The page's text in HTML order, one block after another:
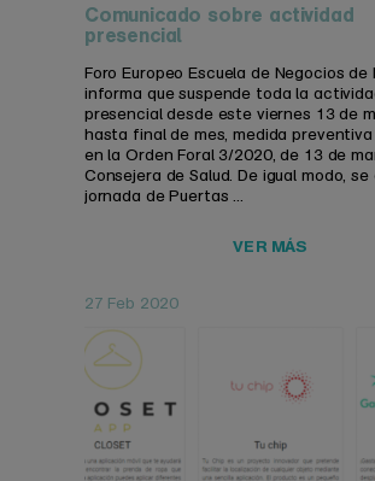
Comunicado sobre actividad
presencial
Foro Europeo Escuela de Negocios de
informa que suspende toda la
presencial desde este viernes 13 de
hasta final de mes, medida
en la Orden Foral 3/2020, de 13 de
Consejera de Salud. De igual modo,
jornada de Puertas ...
VER MÁS
27 Feb 2020